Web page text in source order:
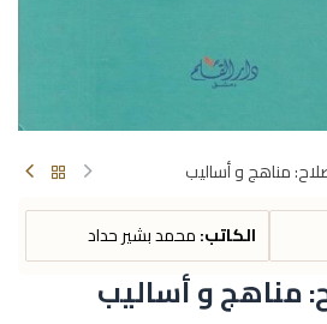
مناهج و أساليب
الكاتب:محمد بشير حداد
مناهج و أساليب